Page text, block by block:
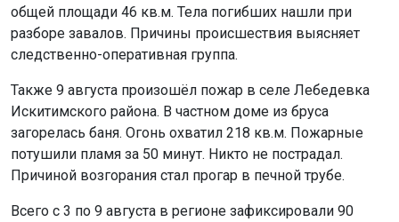
общей площади 46 кв.м. Тела погибших нашли при
разборе завалов. Причины происшествия выясняет
следственно-оперативная группа.
Также 9 августа произошёл пожар в селе Лебедевка
Искитимского района. В частном доме из бруса
загорелась баня. Огонь охватил 218 кв.м. Пожарные
потушили пламя за 50 минут. Никто не пострадал.
Причиной возгорания стал прогар в печной трубе.
Всего с 3 по 9 августа в регионе зафиксировали 90